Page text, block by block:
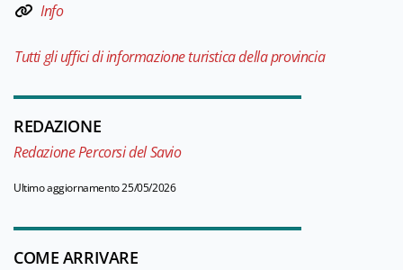
Info
Tutti gli uffici di informazione turistica della provincia
REDAZIONE
Redazione Percorsi del Savio
Ultimo aggiornamento 25/05/2026
COME ARRIVARE